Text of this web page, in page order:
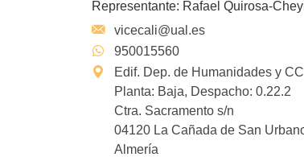
Representante: Rafael Quirosa-
vicecali@ual.es
950015560
Edif. Dep. de Humanidades y
Planta: Baja, Despacho: 0.22.2
Ctra. Sacramento s/n
04120 La Cañada de San
Almería